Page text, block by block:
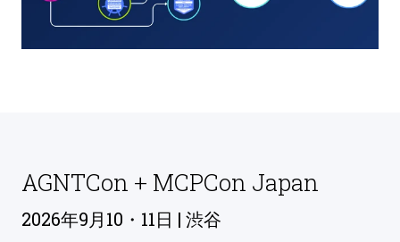
AGNTCon + MCPCon Japan
2026年9月10・11日 | 渋谷